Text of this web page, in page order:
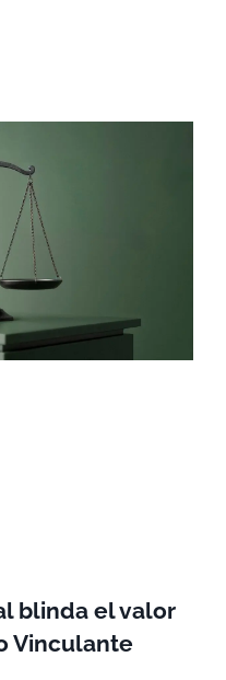
blinda el valor
Vinculante